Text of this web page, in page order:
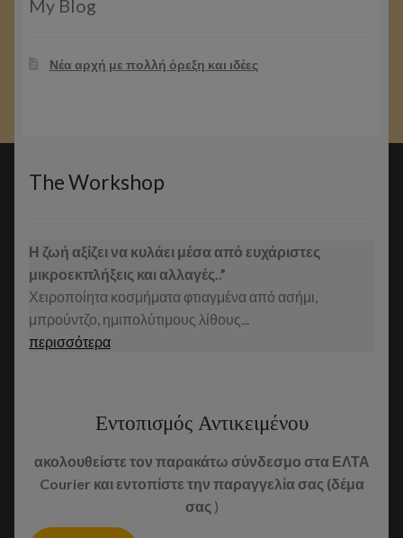
My Blog
Νέα αρχή με πολλή όρεξη και ιδέες
The Workshop
Η ζωή αξίζει να κυλάει μέσα από ευχάριστες
μικροεκπλήξεις και αλλαγές..”
Χειροποίητα κοσμήματα φτιαγμένα από ασήμι,
μπρούντζο, ημιπολύτιμους λίθους...
περισσότερα
Εντοπισμός Αντικειμένου
ακολουθείστε τον παρακάτω σύνδεσμο στα ΕΛΤΑ
Courier και εντοπίστε την παραγγελία σας (δέμα
σας )